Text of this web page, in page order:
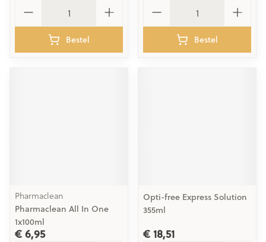
Bestel Bestel
Pharmaclean
Pharmaclean All In One
1x100ml
€ 6,95
Opti-free Express Solution
355ml
€ 18,51